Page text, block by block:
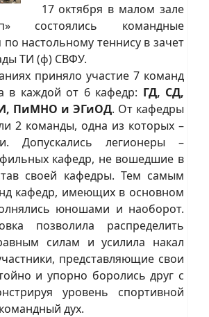
17 октября в малом зале
состоялись командные
настольному теннису в зачет
ТИ (ф) СВФУ.
приняло участие 7 команд
в каждой от 6 кафедр: ГД, СД,
ПиМНО и ЭГиОД. От кафедры
2 команды, одна из которых –
Допускались легионеры –
кафедр, не вошедшие в
своей кафедры. Тем самым
кафедр, имеющих в основном
юношами и наоборот.
позволила распределить
силам и усилила накал
представляющие свои
и упорно боролись друг с
уровень спортивной
дух.